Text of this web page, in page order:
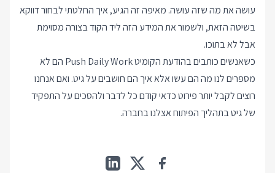
עושה את מה שזה עושה. מאיפה זה הגיע, איך החלטתי לבחור דווקא
בשיטה הזאת, ולשמור את המידע הזה ליד הקוד בצורה מסוימת
אבל לא בתוכו.
כשאנשים כותבים בהודעת הקומיט Push Daily Work הם לא
מספרים לנו מה הם עשו אלא איך הם חושבים על גיט. ואם אנחנו
רוצים לקבל יותר פירוט כדאי קודם כל לדבר ולהסכים על התפקיד
של גיט בתהליך הפיתוח אצלנו בחברה.